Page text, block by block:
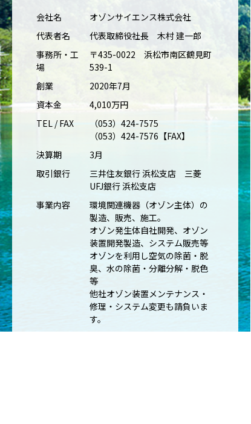
会社名
オゾンサイエンス株式会社
代表者名
代表取締役社長 木村 建一郎
事務所・工
場
〒435-0022 浜松市南区鶴見町
539-1
創業
2020年7月
資本金
4,010万円
TEL / FAX
（053）424-7575
（053）424-7576【FAX】
決算期
3月
取引銀行
三井住友銀行 浜松支店 三菱
UFJ銀行 浜松支店
事業内容
環境関連機器（オゾン主体）の
製造、販売、施工。
オゾン発生体自社開発、オゾン
装置開発製造、システム販売等
オゾンを利用し空気の除菌・脱
臭、水の除菌・分離分解・脱色
等
他社オゾン装置メンテナンス・
修理・システム変更も請負いま
す。